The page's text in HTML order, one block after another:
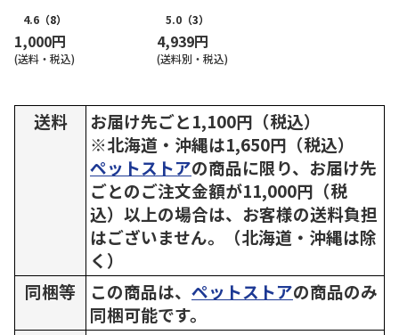
4.6 （8）
1,000円
(送料・税込)
5.0 （3）
4,939円
(送料別・税込)
送料
お届け先ごと1,100円（税込）
※北海道・沖縄は1,650円（税込）
ペットストアの商品に限り、お届け先
ごとのご注文金額が11,000円（税
込）以上の場合は、お客様の送料負担
はございません。（北海道・沖縄は除
く）
同梱等
この商品は、 ペットストアの商品のみ
同梱可能です。